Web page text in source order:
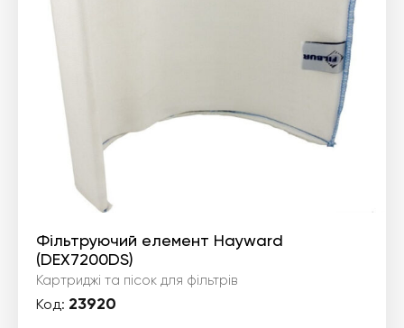
Фільтруючий елемент Hayward
(DEX7200DS)
Картриджі та пісок для фільтрів
Код: 23920